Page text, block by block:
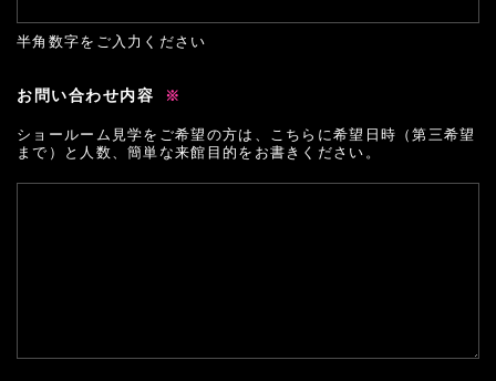
半角数字をご入力ください
お問い合わせ内容
ショールーム見学をご希望の方は、こちらに希望日時（第三希望
まで）と人数、簡単な来館目的をお書きください。